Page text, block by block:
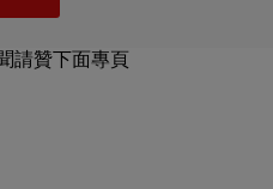
請贊下面專頁